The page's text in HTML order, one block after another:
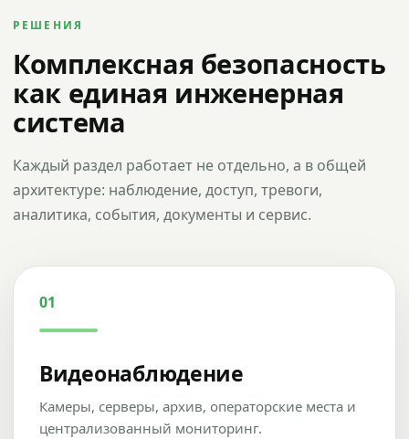
РЕШЕНИЯ
Комплексная безопасность
как единая инженерная
система
Каждый раздел работает не отдельно, а в общей
архитектуре: наблюдение, доступ, тревоги,
аналитика, события, документы и сервис.
01
Видеонаблюдение
Камеры, серверы, архив, операторские места и
централизованный мониторинг.